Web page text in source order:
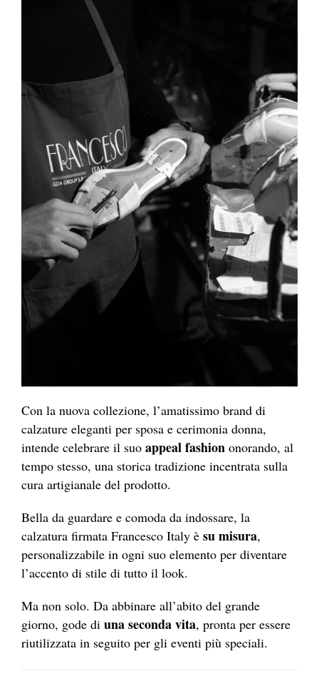
Con la nuova collezione, l’amatissimo brand di
calzature eleganti per sposa e cerimonia donna,
intende celebrare il suo appeal fashion onorando, al
tempo stesso, una storica tradizione incentrata sulla
cura artigianale del prodotto.
Bella da guardare e comoda da indossare, la
calzatura firmata Francesco Italy è su misura,
personalizzabile in ogni suo elemento per diventare
l’accento di stile di tutto il look.
Ma non solo. Da abbinare all’abito del grande
giorno, gode di una seconda vita, pronta per essere
riutilizzata in seguito per gli eventi più speciali.